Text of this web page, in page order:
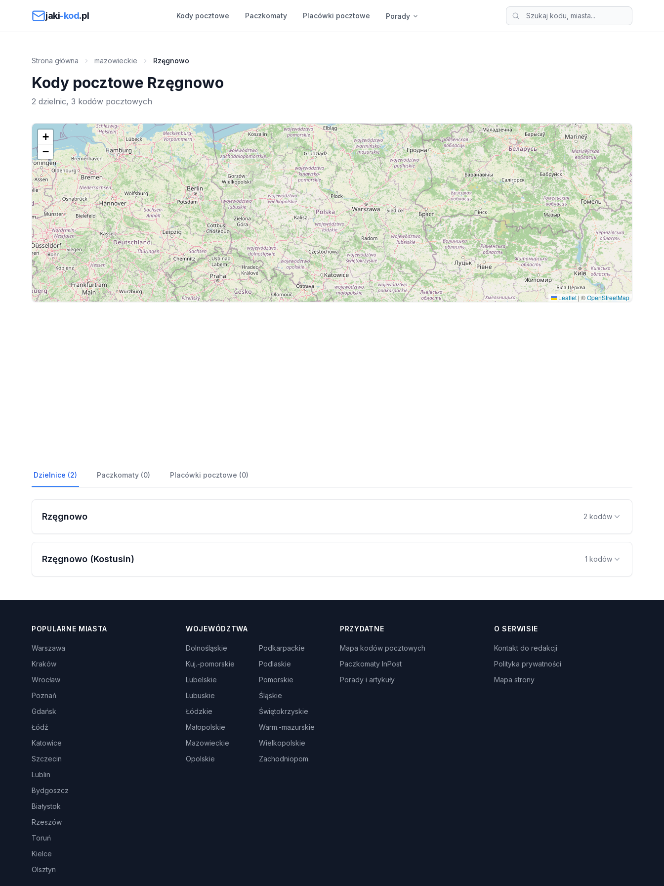
jaki-kod.pl Kody pocztowe Paczkomaty Placówki pocztowe Porady
Strona główna mazowieckie Rzęgnowo
Kody pocztowe Rzęgnowo
2 dzielnic, 3 kodów pocztowych
+
−
Leaflet | ©OpenStreetMap
Dzielnice (2) Paczkomaty (0) Placówki pocztowe (0)
Rzęgnowo 2 kodów
Rzęgnowo (Kostusin) 1 kodów
POPULARNE MIASTA
Warszawa
Kraków
Wrocław
Poznań
Gdańsk
Łódź
Katowice
Szczecin
Lublin
Bydgoszcz
Białystok
Rzeszów
Toruń
Kielce
Olsztyn
WOJEWÓDZTWA
Dolnośląskie
Kuj.-pomorskie
Lubelskie
Lubuskie
Łódzkie
Małopolskie
Mazowieckie
Opolskie
Podkarpackie
Podlaskie
Pomorskie
Śląskie
Świętokrzyskie
Warm.-mazurskie
Wielkopolskie
Zachodniopom.
PRZYDATNE
Mapa kodów pocztowych
Paczkomaty InPost
Porady i artykuły
O SERWISIE
Kontakt do redakcji
Polityka prywatności
Mapa strony